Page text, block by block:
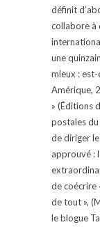
définit
collabore à
une
mieux :
Amérique,
» (Éditions
postales du
de diriger
approuvé :
de coécrire
de tout »,
le blogue